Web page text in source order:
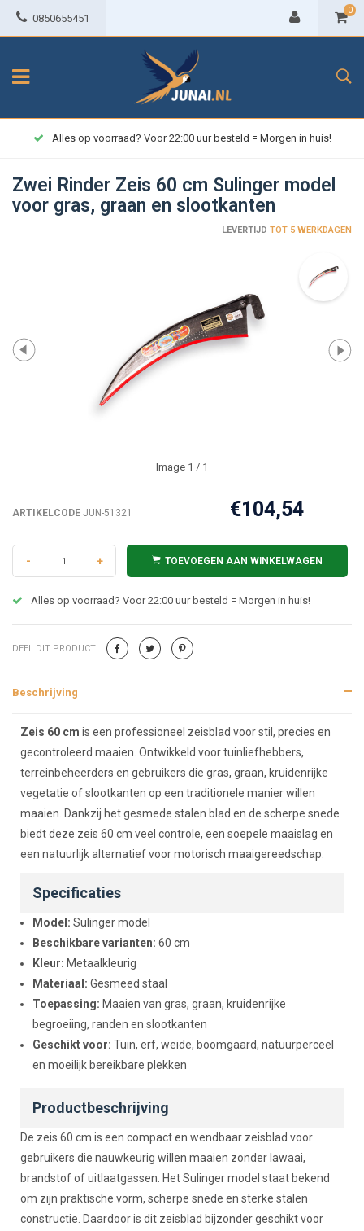
0850655451
0
Alles op voorraad? Voor 22:00 uur besteld = Morgen in huis!
Zwei Rinder Zeis 60 cm Sulinger model
voor gras, graan en slootkanten
LEVERTIJD TOT 5 WERKDAGEN
Image 1 / 1
ARTIKELCODE JUN-51321 €104,54
- + TOEVOEGEN AAN WINKELWAGEN
Alles op voorraad? Voor 22:00 uur besteld = Morgen in huis!
DEEL DIT PRODUCT
Beschrijving
Beschrijving
Zeis 60 cm is een professioneel zeisblad voor stil, precies en
gecontroleerd maaien. Ontwikkeld voor tuinliefhebbers,
terreinbeheerders en gebruikers die gras, graan, kruidenrijke
vegetatie of slootkanten op een traditionele manier willen
maaien. Dankzij het gesmede stalen blad en de scherpe snede
biedt deze zeis 60 cm veel controle, een soepele maaislag en
een natuurlijk alternatief voor motorisch maaigereedschap.
Specificaties
Model: Sulinger model
Beschikbare varianten: 60 cm
Kleur: Metaalkleurig
Materiaal: Gesmeed staal
Toepassing: Maaien van gras, graan, kruidenrijke
begroeiing, randen en slootkanten
Geschikt voor: Tuin, erf, weide, boomgaard, natuurperceel
en moeilijk bereikbare plekken
Productbeschrijving
De zeis 60 cm is een compact en wendbaar zeisblad voor
gebruikers die nauwkeurig willen maaien zonder lawaai,
brandstof of uitlaatgassen. Het Sulinger model staat bekend
om zijn praktische vorm, scherpe snede en sterke stalen
constructie. Daardoor is dit zeisblad bijzonder geschikt voor